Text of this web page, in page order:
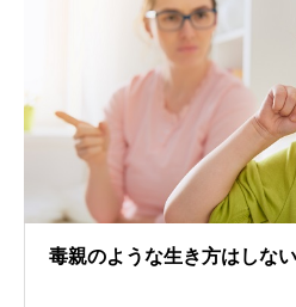
毒親のような生き方はしない